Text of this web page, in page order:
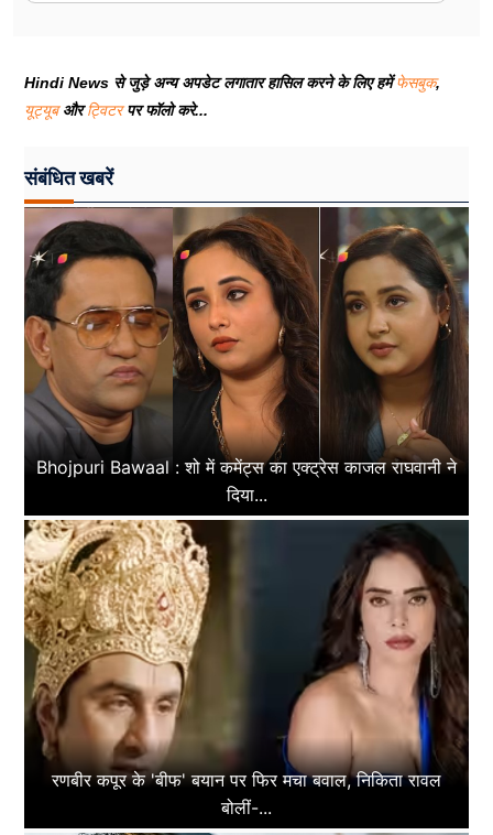
Hindi News से जुड़े अन्य अपडेट लगातार हासिल करने के लिए हमेंफेसबुक,
यूट्यूबऔरट्विटरपर फॉलो करे...
संबंधित खबरें
Bhojpuri Bawaal : शो में कमेंट्स का एक्ट्रेस काजल राघवानी ने
दिया...
रणबीर कपूर के 'बीफ' बयान पर फिर मचा बवाल, निकिता रावल
बोलीं-...